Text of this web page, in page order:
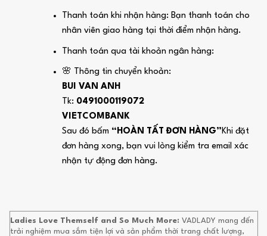
Thanh toán khi nhận hàng: Bạn thanh toán cho
nhân viên giao hàng tại thời điểm nhận hàng.
Thanh toán qua tài khoản ngân hàng:
🌸 Thông tin chuyển khoản:
BUI VAN ANH
Tk: 0491000119072
VIETCOMBANK
Sau đó bấm “HOÀN TẤT ĐƠN HÀNG”Khi đặt
đơn hàng xong, bạn vui lòng kiểm tra email xác
nhận tự động đơn hàng.
Ladies Love Themself and So Much More: VADLADY mang đến
trải nghiệm mua sắm tiện lợi và sản phẩm thời trang chất lượng,